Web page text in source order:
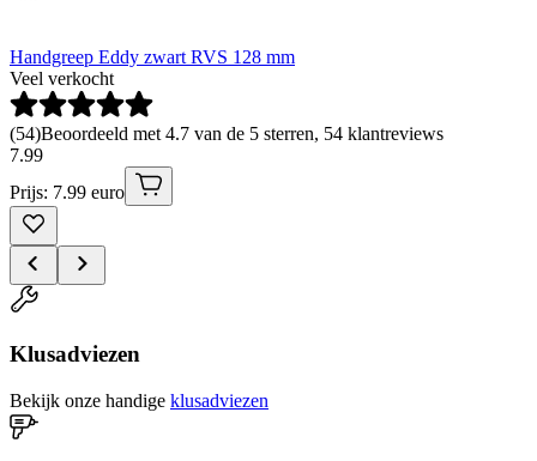
Handgreep Eddy zwart RVS 128 mm
Veel verkocht
(54)Beoordeeld met 4.7 van de 5 sterren, 54 klantreviews
7.99
Prijs: 7.99 euro
Klusadviezen
Bekijk onze handige klusadviezen